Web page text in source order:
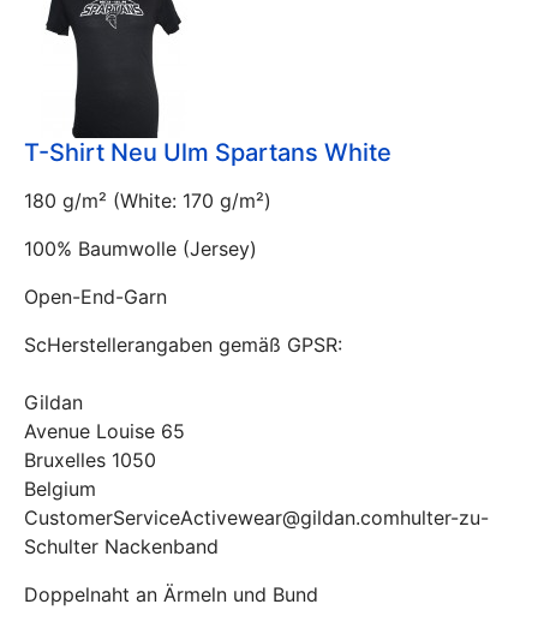
T-Shirt Neu Ulm Spartans White
180 g/m² (White: 170 g/m²)
100% Baumwolle (Jersey)
Open-End-Garn
ScHerstellerangaben gemäß GPSR:
Gildan
Avenue Louise 65
Bruxelles 1050
Belgium
CustomerServiceActivewear@gildan.comhulter-zu-
Schulter Nackenband
Doppelnaht an Ärmeln und Bund